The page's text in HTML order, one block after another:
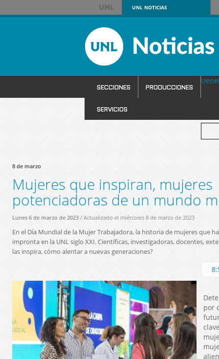
UNLNOTICIAS
SECCIONES PRODUCCIONES
SERVICIOS
8 de marzo
Mujeres que inspiran, mujeres
potenciadoras de un mundo
Lunes 6 de marzo de 2023 / Actualizado el miércoles 8 de marzo de 2023
En el Día Mundial de la Mujer Trabajadora, la historia de mujeres que
impronta en la UNL siglo XXI. Científicas, investigadoras, docentes,
las inspira, cómo alentar a nuevas generaciones?
por